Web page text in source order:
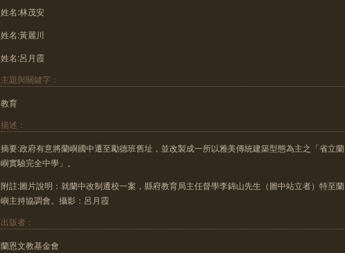
姓名:林茂安
姓名:黃麗川
姓名:呂月霞
主題與關鍵字：
教育
描述：
摘要:政府有意將蘭嶼國中遷至勵德班舊址，並改製成一所以雅美傳統建築型態為主之「省立蘭
嶼實驗完全中學」。
附註:圖片說明：就蘭中改制遷校一案，縣府教育局主任督學李錦山先生（圖中站立者）特至蘭
嶼主持協調會。攝影：呂月霞
出版者：
蘭恩文教基金會